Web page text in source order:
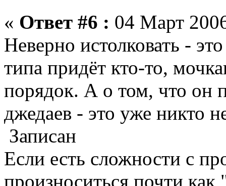
« Ответ #6 : 04 Март
Неверно истолковать -
типа придёт кто-то,
порядок. А о том, что он
джедаев - это уже никто
Записан
Если есть сложности с
произноситься почти